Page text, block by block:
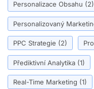
Personalizace Obsahu (2)
Personalizovaný
PPC Strategie (2)
Přediktivní Analytika (1)
Real-Time Marketing (1)